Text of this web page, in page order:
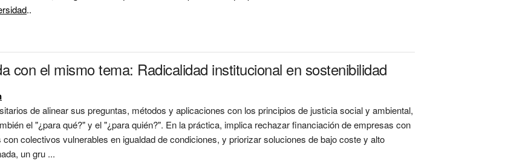
..
con el mismo tema: Radicalidad institucional en sostenibilidad
de alinear sus preguntas, métodos y aplicaciones con los principios de justicia social y ambiental,
el "¿para qué?" y el "¿para quién?". En la práctica, implica rechazar financiación de empresas con
colectivos vulnerables en igualdad de condiciones, y priorizar soluciones de bajo coste y alto
un gru ...